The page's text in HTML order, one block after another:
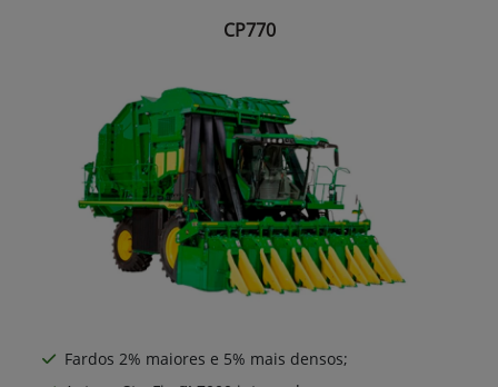
CP770
Fardos 2% maiores e 5% mais densos;